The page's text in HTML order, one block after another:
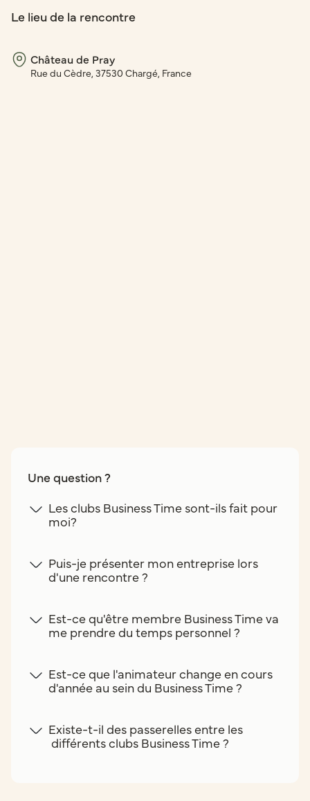
Le lieu de la rencontre
Château de Pray
Rue du Cèdre, 37530 Chargé, France
Une question ?
Les clubs Business Time sont-ils fait pour
moi?
Puis-je présenter mon entreprise lors
d'une rencontre ?
Est-ce qu'être membre Business Time va
me prendre du temps personnel ?
Est-ce que l'animateur change en cours
d'année au sein du Business Time ?
Existe-t-il des passerelles entre les
différents clubs Business Time ?